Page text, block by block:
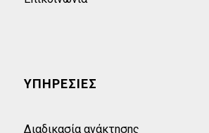
ΥΠΗΡΕΣΙΕΣ
Διαδικασία ανάκτησης